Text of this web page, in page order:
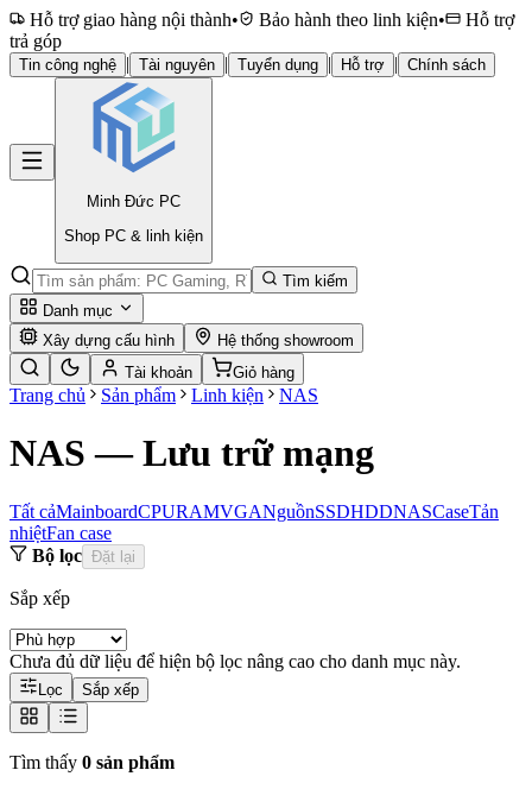
Hỗ trợ giao hàng nội thành• Bảo hành theo linh kiện•
Hỗ trợ
trả góp
Tin công nghệ | Tài nguyên | Tuyển dụng | Hỗ trợ | Chính sách
Minh Đức PC
Shop PC & linh kiện
Tìm kiếm
Danh mục
Xây dựng cấu hình
Hệ thống showroom
Tài khoản
Giỏ hàng
Trang chủ Sản phẩm Linh kiện NAS
NAS — Lưu trữ mạng
Tất cảMainboardCPURAMVGANguồnSSDHDDNASCaseTản
nhiệtFan case
Bộ lọc Đặt lại
Sắp xếp
Chưa đủ dữ liệu để hiện bộ lọc nâng cao cho danh mục này.
Lọc Sắp xếp
Tìm thấy 0 sản phẩm